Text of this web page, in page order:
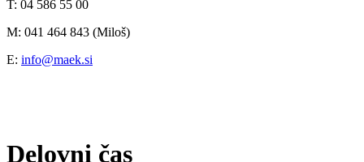
T: 04 586 55 00
M: 041 464 843 (Miloš)
E: info@maek.si
Delovni čas